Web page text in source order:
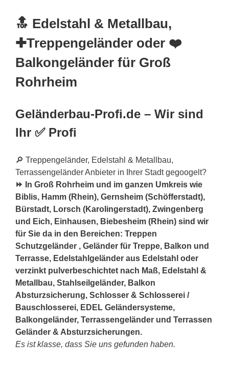
🔝 Edelstahl & Metallbau,
✚Treppengeländer oder ❤️
Balkongeländer für Groß
Rohrheim
Geländerbau-Profi.de – Wir sind
Ihr ✅ Profi
🔎 Treppengeländer, Edelstahl & Metallbau,
Terrassengeländer Anbieter in Ihrer Stadt gegoogelt?
⏩ In Groß Rohrheim und im ganzen Umkreis wie
Biblis, Hamm (Rhein), Gernsheim (Schöfferstadt),
Bürstadt, Lorsch (Karolingerstadt), Zwingenberg
und Eich, Einhausen, Biebesheim (Rhein) sind wir
für Sie da in den Bereichen: Treppen
Schutzgeländer , Geländer für Treppe, Balkon und
Terrasse, Edelstahlgeländer aus Edelstahl oder
verzinkt pulverbeschichtet nach Maß, Edelstahl &
Metallbau, Stahlseilgeländer, Balkon
Absturzsicherung, Schlosser & Schlosserei /
Bauschlosserei, EDEL Geländersysteme,
Balkongeländer, Terrassengeländer und Terrassen
Geländer & Absturzsicherungen.
Es ist klasse, dass Sie uns gefunden haben.